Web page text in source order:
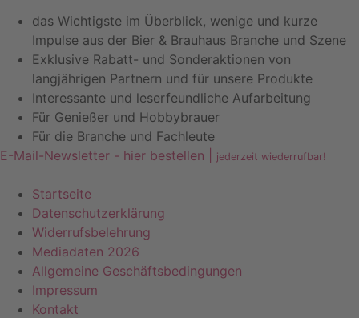
das Wichtigste im Überblick, wenige und kurze
Impulse aus der Bier & Brauhaus Branche und Szene
Exklusive Rabatt- und Sonderaktionen von
langjährigen Partnern und für unsere Produkte
Interessante und leserfeundliche Aufarbeitung
Für Genießer und Hobbybrauer
Für die Branche und Fachleute
E-Mail-Newsletter - hier bestellen |
jederzeit wiederrufbar!
Startseite
Datenschutzerklärung
Widerrufsbelehrung
Mediadaten 2026
Allgemeine Geschäftsbedingungen
Impressum
Kontakt